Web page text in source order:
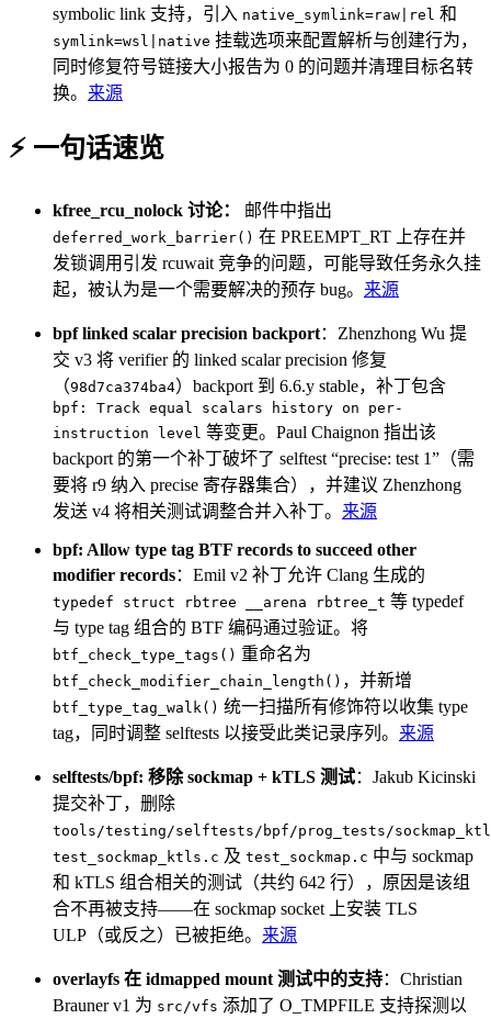
symbolic link 支持，引入 native_symlink=raw|rel 和
symlink=wsl|native 挂载选项来配置解析与创建行为，
同时修复符号链接大小报告为 0 的问题并清理目标名转
换。 来源
⚡ 一句话速览
kfree_rcu_nolock 讨论： 邮件中指出
deferred_work_barrier() 在 PREEMPT_RT 上存在并
发锁调用引发 rcuwait 竞争的问题，可能导致任务永久挂
起，被认为是一个需要解决的预存 bug。 来源
bpf linked scalar precision backport：Zhenzhong Wu 提
交 v3 将 verifier 的 linked scalar precision 修复
（98d7ca374ba4）backport 到 6.6.y stable，补丁包含
bpf: Track equal scalars history on per-
instruction level 等变更。Paul Chaignon 指出该
backport 的第一个补丁破坏了 selftest “precise: test 1”（需
要将 r9 纳入 precise 寄存器集合），并建议 Zhenzhong
发送 v4 将相关测试调整合并入补丁。 来源
bpf: Allow type tag BTF records to succeed other
modifier records：Emil v2 补丁允许 Clang 生成的
typedef struct rbtree __arena rbtree_t 等 typedef
与 type tag 组合的 BTF 编码通过验证。将
btf_check_type_tags() 重命名为
btf_check_modifier_chain_length() ，并新增
btf_type_tag_walk() 统一扫描所有修饰符以收集 type
tag，同时调整 selftests 以接受此类记录序列。 来源
selftests/bpf: 移除 sockmap + kTLS 测试：Jakub Kicinski
提交补丁，删除
tools/testing/selftests/bpf/prog_tests/
test_sockmap_ktls.c 及 test_sockmap.c 中与 sockmap
和 kTLS 组合相关的测试（共约 642 行），原因是该组
合不再被支持——在 sockmap socket 上安装 TLS
ULP（或反之）已被拒绝。 来源
overlayfs 在 idmapped mount 测试中的支持：Christian
Brauner v1 为 src/vfs 添加了 O_TMPFILE 支持探测以